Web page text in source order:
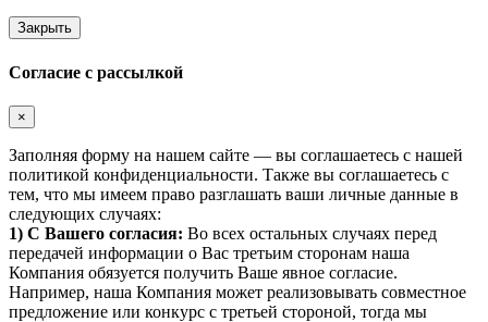
Закрыть
Согласие с рассылкой
×
Заполняя форму на нашем сайте — вы соглашаетесь с нашей
политикой конфиденциальности. Также вы соглашаетесь с
тем, что мы имеем право разглашать ваши личные данные в
следующих случаях:
1) С Вашего согласия: Во всех остальных случаях перед
передачей информации о Вас третьим сторонам наша
Компания обязуется получить Ваше явное согласие.
Например, наша Компания может реализовывать совместное
предложение или конкурс с третьей стороной, тогда мы